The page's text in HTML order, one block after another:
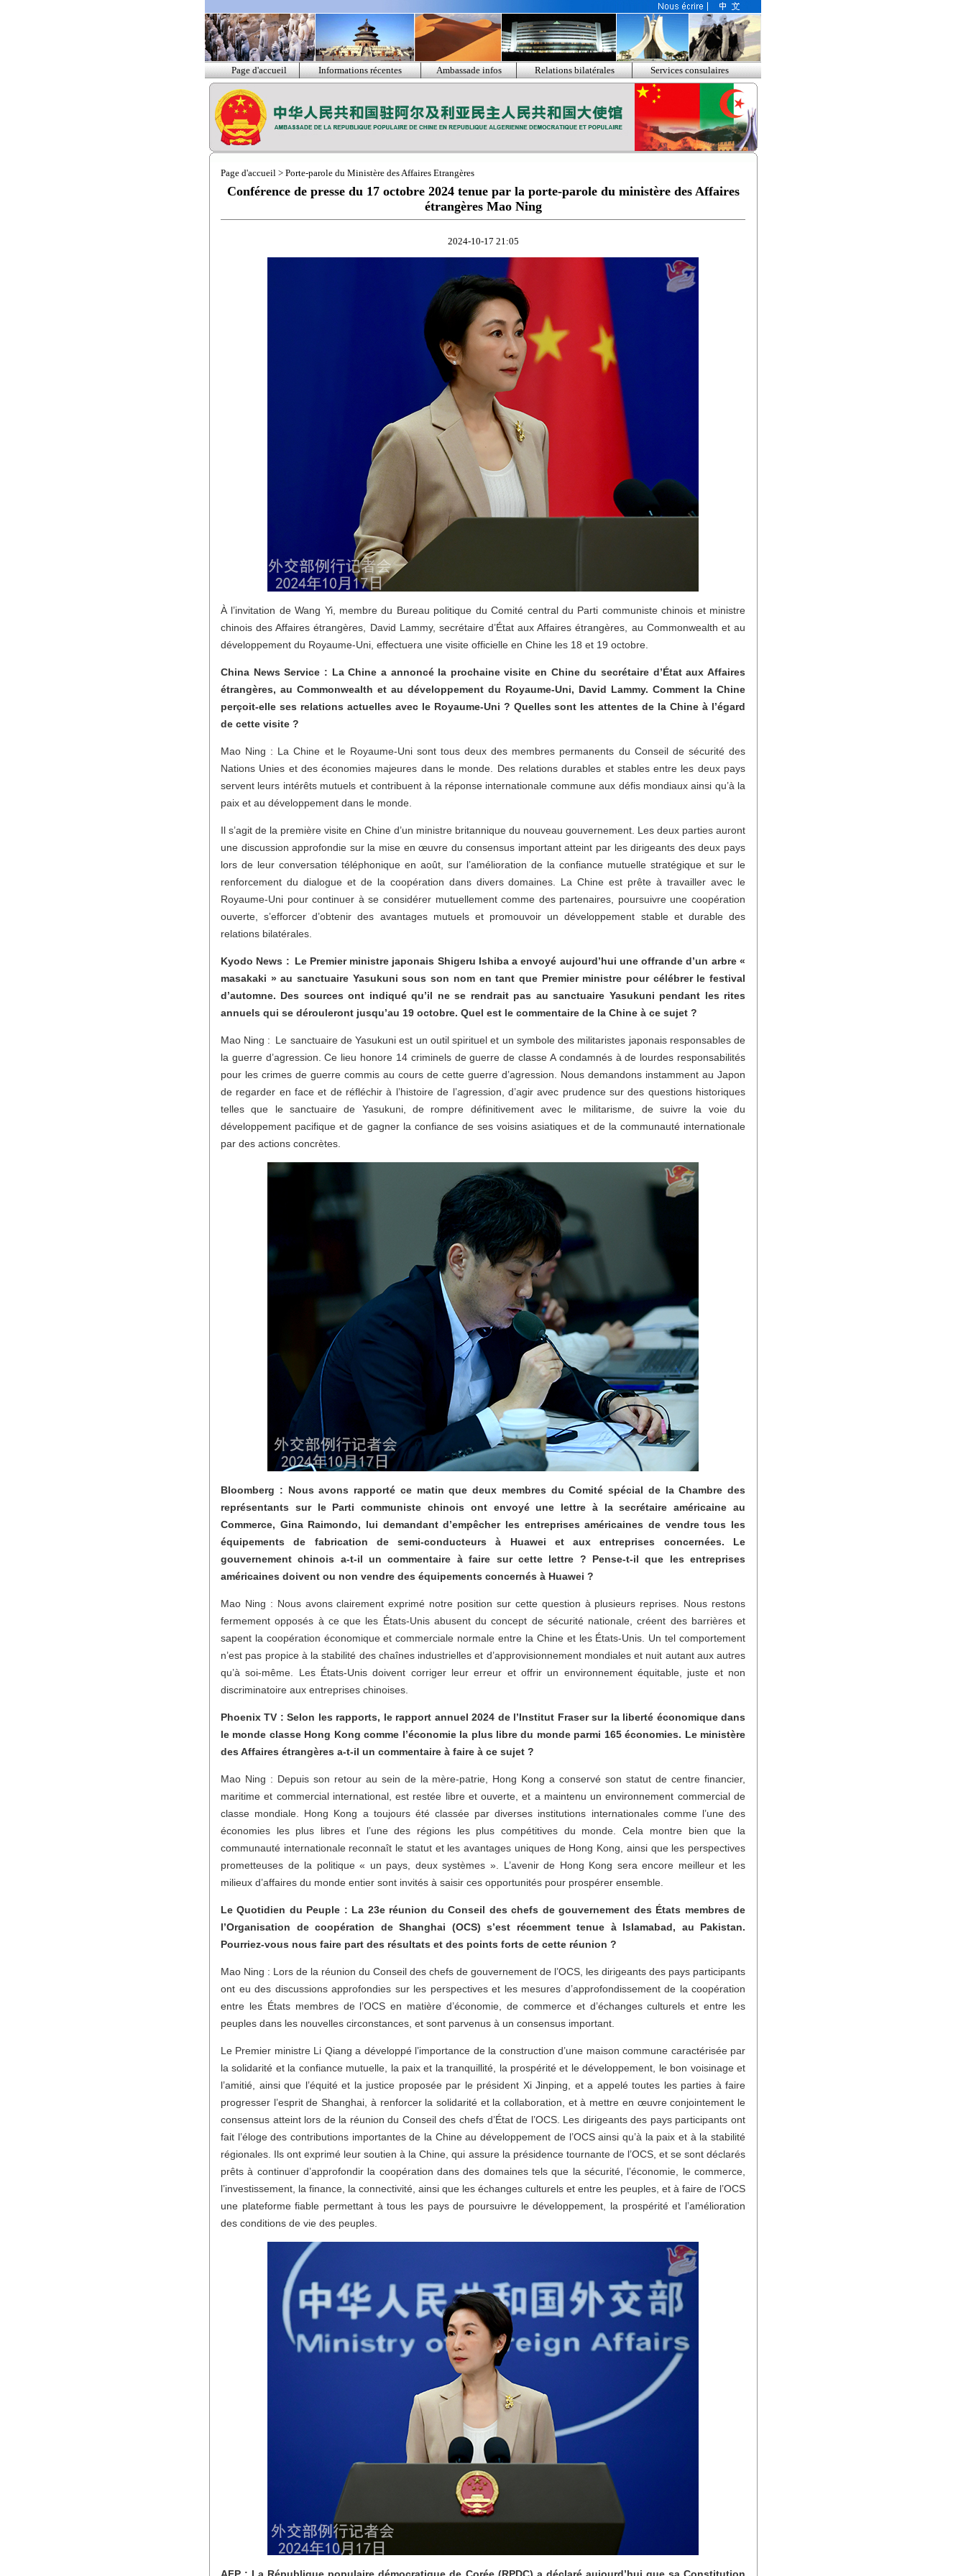
Page d'accueil Informations récentes Ambassade infos Relations bilatérales Services consulaires
Page d'accueil > Porte-parole du Ministère des Affaires Etrangères
Conférence de presse du 17 octobre 2024 tenue par la porte-parole du ministère des Affaires
étrangères Mao Ning
2024-10-17 21:05
À l’invitation de Wang Yi, membre du Bureau politique du Comité central du Parti communiste chinois et ministre
chinois des Affaires étrangères, David Lammy, secrétaire d’État aux Affaires étrangères, au Commonwealth et au
développement du Royaume-Uni, effectuera une visite officielle en Chine les 18 et 19 octobre.
China News Service : La Chine a annoncé la prochaine visite en Chine du secrétaire d’État aux Affaires
étrangères, au Commonwealth et au développement du Royaume-Uni, David Lammy. Comment la Chine
perçoit-elle ses relations actuelles avec le Royaume-Uni ? Quelles sont les attentes de la Chine à l’égard
de cette visite ?
Mao Ning : La Chine et le Royaume-Uni sont tous deux des membres permanents du Conseil de sécurité des
Nations Unies et des économies majeures dans le monde. Des relations durables et stables entre les deux pays
servent leurs intérêts mutuels et contribuent à la réponse internationale commune aux défis mondiaux ainsi qu’à la
paix et au développement dans le monde.
Il s’agit de la première visite en Chine d’un ministre britannique du nouveau gouvernement. Les deux parties auront
une discussion approfondie sur la mise en œuvre du consensus important atteint par les dirigeants des deux pays
lors de leur conversation téléphonique en août, sur l’amélioration de la confiance mutuelle stratégique et sur le
renforcement du dialogue et de la coopération dans divers domaines. La Chine est prête à travailler avec le
Royaume-Uni pour continuer à se considérer mutuellement comme des partenaires, poursuivre une coopération
ouverte, s’efforcer d’obtenir des avantages mutuels et promouvoir un développement stable et durable des
relations bilatérales.
Kyodo News : Le Premier ministre japonais Shigeru Ishiba a envoyé aujourd’hui une offrande d’un arbre «
masakaki » au sanctuaire Yasukuni sous son nom en tant que Premier ministre pour célébrer le festival
d’automne. Des sources ont indiqué qu’il ne se rendrait pas au sanctuaire Yasukuni pendant les rites
annuels qui se dérouleront jusqu’au 19 octobre. Quel est le commentaire de la Chine à ce sujet ?
Mao Ning : Le sanctuaire de Yasukuni est un outil spirituel et un symbole des militaristes japonais responsables de
la guerre d’agression. Ce lieu honore 14 criminels de guerre de classe A condamnés à de lourdes responsabilités
pour les crimes de guerre commis au cours de cette guerre d’agression. Nous demandons instamment au Japon
de regarder en face et de réfléchir à l’histoire de l’agression, d’agir avec prudence sur des questions historiques
telles que le sanctuaire de Yasukuni, de rompre définitivement avec le militarisme, de suivre la voie du
développement pacifique et de gagner la confiance de ses voisins asiatiques et de la communauté internationale
par des actions concrètes.
Bloomberg : Nous avons rapporté ce matin que deux membres du Comité spécial de la Chambre des
représentants sur le Parti communiste chinois ont envoyé une lettre à la secrétaire américaine au
Commerce, Gina Raimondo, lui demandant d’empêcher les entreprises américaines de vendre tous les
équipements de fabrication de semi-conducteurs à Huawei et aux entreprises concernées. Le
gouvernement chinois a-t-il un commentaire à faire sur cette lettre ? Pense-t-il que les entreprises
américaines doivent ou non vendre des équipements concernés à Huawei ?
Mao Ning : Nous avons clairement exprimé notre position sur cette question à plusieurs reprises. Nous restons
fermement opposés à ce que les États-Unis abusent du concept de sécurité nationale, créent des barrières et
sapent la coopération économique et commerciale normale entre la Chine et les États-Unis. Un tel comportement
n’est pas propice à la stabilité des chaînes industrielles et d’approvisionnement mondiales et nuit autant aux autres
qu’à soi-même. Les États-Unis doivent corriger leur erreur et offrir un environnement équitable, juste et non
discriminatoire aux entreprises chinoises.
Phoenix TV : Selon les rapports, le rapport annuel 2024 de l’Institut Fraser sur la liberté économique dans
le monde classe Hong Kong comme l’économie la plus libre du monde parmi 165 économies. Le ministère
des Affaires étrangères a-t-il un commentaire à faire à ce sujet ?
Mao Ning : Depuis son retour au sein de la mère-patrie, Hong Kong a conservé son statut de centre financier,
maritime et commercial international, est restée libre et ouverte, et a maintenu un environnement commercial de
classe mondiale. Hong Kong a toujours été classée par diverses institutions internationales comme l’une des
économies les plus libres et l’une des régions les plus compétitives du monde. Cela montre bien que la
communauté internationale reconnaît le statut et les avantages uniques de Hong Kong, ainsi que les perspectives
prometteuses de la politique « un pays, deux systèmes ». L’avenir de Hong Kong sera encore meilleur et les
milieux d’affaires du monde entier sont invités à saisir ces opportunités pour prospérer ensemble.
Le Quotidien du Peuple : La 23e réunion du Conseil des chefs de gouvernement des États membres de
l’Organisation de coopération de Shanghai (OCS) s’est récemment tenue à Islamabad, au Pakistan.
Pourriez-vous nous faire part des résultats et des points forts de cette réunion ?
Mao Ning : Lors de la réunion du Conseil des chefs de gouvernement de l’OCS, les dirigeants des pays participants
ont eu des discussions approfondies sur les perspectives et les mesures d’approfondissement de la coopération
entre les États membres de l’OCS en matière d’économie, de commerce et d’échanges culturels et entre les
peuples dans les nouvelles circonstances, et sont parvenus à un consensus important.
Le Premier ministre Li Qiang a développé l’importance de la construction d’une maison commune caractérisée par
la solidarité et la confiance mutuelle, la paix et la tranquillité, la prospérité et le développement, le bon voisinage et
l’amitié, ainsi que l’équité et la justice proposée par le président Xi Jinping, et a appelé toutes les parties à faire
progresser l’esprit de Shanghai, à renforcer la solidarité et la collaboration, et à mettre en œuvre conjointement le
consensus atteint lors de la réunion du Conseil des chefs d’État de l’OCS. Les dirigeants des pays participants ont
fait l’éloge des contributions importantes de la Chine au développement de l’OCS ainsi qu’à la paix et à la stabilité
régionales. Ils ont exprimé leur soutien à la Chine, qui assure la présidence tournante de l’OCS, et se sont déclarés
prêts à continuer d’approfondir la coopération dans des domaines tels que la sécurité, l’économie, le commerce,
l’investissement, la finance, la connectivité, ainsi que les échanges culturels et entre les peuples, et à faire de l’OCS
une plateforme fiable permettant à tous les pays de poursuivre le développement, la prospérité et l’amélioration
des conditions de vie des peuples.